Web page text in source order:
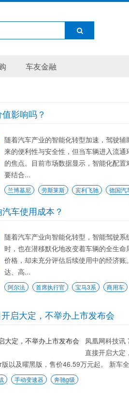
车友金融
影响吗？
随着汽车产业的智能化转型加速，驾驶
来的便利性与安全性，但当车辆进入流
的焦点。目前市场数据显示，智能化配
要结合...
兰博基尼 劳斯莱斯 宾利飞驰 德国汽
车使用成本？
随着汽车产业向智能化转型，智能驾驶
时，也在潜移默化地改变着车辆的全生
价格，却未充分评估后续使用中的经济
达、高...
阿尔法 首席执行官 宝马3系 商用车
启大定，不举办上市发布会
凤凰网科技讯
直接开启大定
以及曜黑版，售价46.59万元起。 新车
手动变速器 奔驰g级